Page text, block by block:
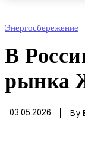
Энергосбережение
В
рынка
03.05.2026 By